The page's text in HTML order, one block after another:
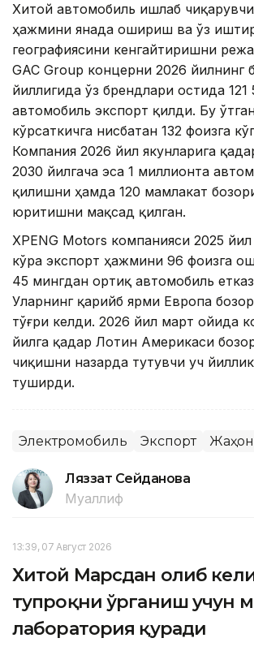
Хитой автомобиль ишлаб
ҳажмини янада ошириш ва ўз
географиясини кенгайтиришни
GAC Group концерни 2026 йилнинг
йиллигида ўз брендлари остида 121
автомобиль экспорт қилди. Бу
кўрсаткичга нисбатан 132 фоизга
Компания 2026 йил якунларига
2030 йилгача эса 1 миллионта
қилишни ҳамда 120 мамлакат
юритишни мақсад қилган.
XPENG Motors компанияси 2025 йил
кўра экспорт ҳажмини 96 фоизга
45 мингдан ортиқ автомобиль
Уларнинг қарийб ярми Европа
тўғри келди. 2026 йил март ойида
йилга қадар Лотин Америкаси
чиқишни назарда тутувчи уч
туширди.
Электромобиль Экспорт
Ляззат Сейданова
Муаллиф
13:39, 07 Август 2026
Хитой Марсдан олиб
тупроқни ўрганиш учун
лаборатория қуради